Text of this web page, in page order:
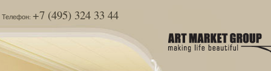
Телефон: +7 (495) 324 33 44